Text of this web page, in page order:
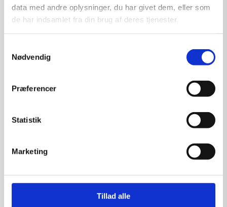
data med andre oplysninger, du har givet dem, eller som
de har indsamlet fra din brug af deres tjenester.
Nødvendig
Præferencer
Statistik
Marketing
Tillad alle